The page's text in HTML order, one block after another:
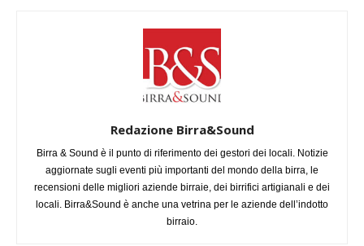
Redazione Birra&Sound
Birra & Sound è il punto di riferimento dei gestori dei locali. Notizie
aggiornate sugli eventi più importanti del mondo della birra, le
recensioni delle migliori aziende birraie, dei birrifici artigianali e dei
locali. Birra&Sound è anche una vetrina per le aziende dell’indotto
birraio.